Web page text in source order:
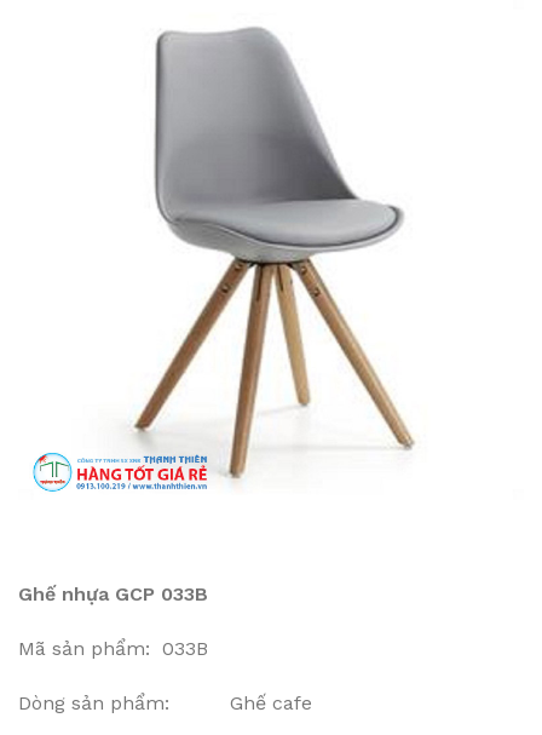
Ghế nhựa GCP 033B
Mã sản phẩm: 033B
Dòng sản phẩm: Ghế cafe